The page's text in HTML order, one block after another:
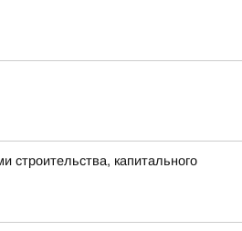
строительства, капитального